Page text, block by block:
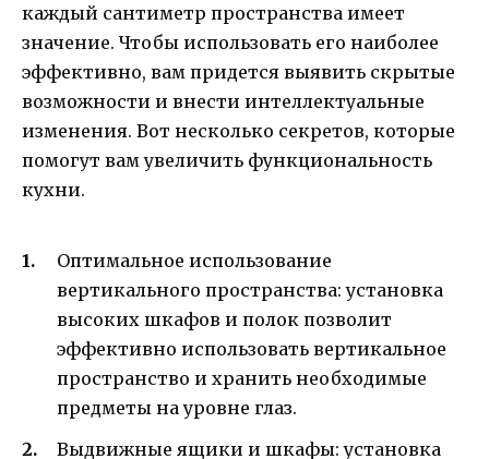
каждый сантиметр пространства имеет
значение. Чтобы использовать его наиболее
эффективно, вам придется выявить скрытые
возможности и внести интеллектуальные
изменения. Вот несколько секретов, которые
помогут вам увеличить функциональность
кухни.
Оптимальное использование
вертикального пространства: установка
высоких шкафов и полок позволит
эффективно использовать вертикальное
пространство и хранить необходимые
предметы на уровне глаз.
Выдвижные ящики и шкафы: установка